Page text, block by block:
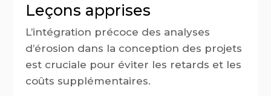
Leçons apprises
L’intégration précoce des analyses
d’érosion dans la conception des projets
est cruciale pour éviter les retards et les
coûts supplémentaires.